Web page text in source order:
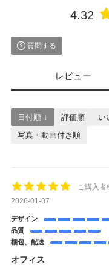
4.32
質問する
レビュー
日付順 ↓ 評価順 い
写真・動画付き順
ご購入者
2026-01-07
デザイン
品質
梱包、配送
オフィス